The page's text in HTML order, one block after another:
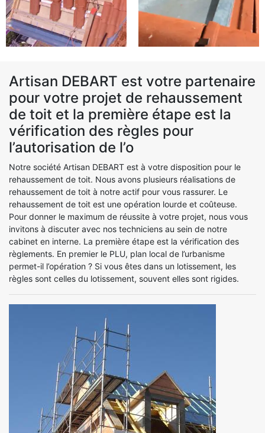
Artisan DEBART est votre partenaire
pour votre projet de rehaussement
de toit et la première étape est la
vérification des règles pour
l’autorisation de l’o
Notre société Artisan DEBART est à votre disposition pour le
rehaussement de toit. Nous avons plusieurs réalisations de
rehaussement de toit à notre actif pour vous rassurer. Le
rehaussement de toit est une opération lourde et coûteuse.
Pour donner le maximum de réussite à votre projet, nous vous
invitons à discuter avec nos techniciens au sein de notre
cabinet en interne. La première étape est la vérification des
règlements. En premier le PLU, plan local de l’urbanisme
permet-il l’opération ? Si vous êtes dans un lotissement, les
règles sont celles du lotissement, souvent elles sont rigides.